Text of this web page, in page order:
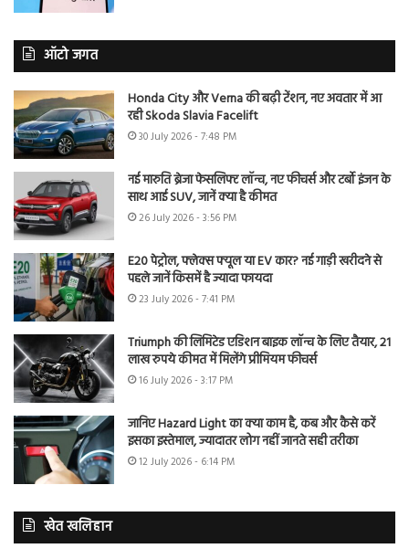
ऑटो जगत
Honda City और Verna की बढ़ी टेंशन, नए अवतार में आ
रही Skoda Slavia Facelift
30 July 2026 - 7:48 PM
नई मारुति ब्रेजा फेसलिफ्ट लॉन्च, नए फीचर्स और टर्बो इंजन के
साथ आई SUV, जानें क्या है कीमत
26 July 2026 - 3:56 PM
E20 पेट्रोल, फ्लेक्स फ्यूल या EV कार? नई गाड़ी खरीदने से
पहले जानें किसमें है ज्यादा फायदा
23 July 2026 - 7:41 PM
Triumph की लिमिटेड एडिशन बाइक लॉन्च के लिए तैयार, 21
लाख रुपये कीमत में मिलेंगे प्रीमियम फीचर्स
16 July 2026 - 3:17 PM
जानिए Hazard Light का क्या काम है, कब और कैसे करें
इसका इस्तेमाल, ज्यादातर लोग नहीं जानते सही तरीका
12 July 2026 - 6:14 PM
खेत खलिहान